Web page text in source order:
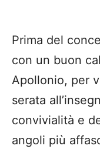
Prima del
con un buon
Apollonio, per
serata
convivialità e
angoli più